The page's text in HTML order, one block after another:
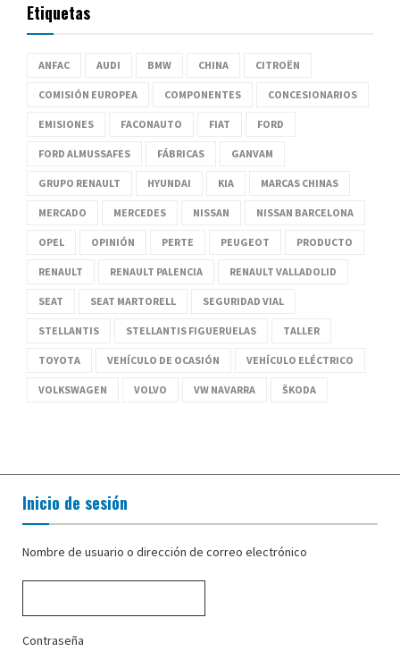
Etiquetas
ANFAC AUDI BMW CHINA CITROËN
COMISIÓN EUROPEA COMPONENTES CONCESIONARIOS
EMISIONES FACONAUTO FIAT FORD
FORD ALMUSSAFES FÁBRICAS GANVAM
GRUPO RENAULT HYUNDAI KIA MARCAS CHINAS
MERCADO MERCEDES NISSAN NISSAN BARCELONA
OPEL OPINIÓN PERTE PEUGEOT PRODUCTO
RENAULT RENAULT PALENCIA RENAULT VALLADOLID
SEAT SEAT MARTORELL SEGURIDAD VIAL
STELLANTIS STELLANTIS FIGUERUELAS TALLER
TOYOTA VEHÍCULO DE OCASIÓN VEHÍCULO ELÉCTRICO
VOLKSWAGEN VOLVO VW NAVARRA ŠKODA
Inicio de sesión
Nombre de usuario o dirección de correo electrónico
Contraseña